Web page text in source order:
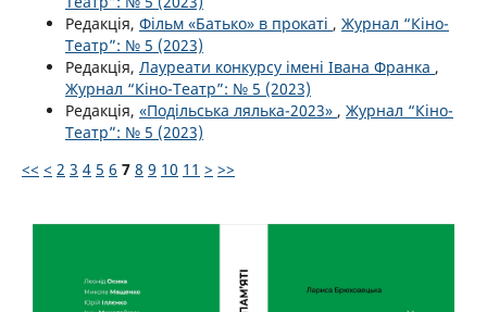
Редакція, Фільм «Батько» в прокаті , Журнал “Кіно-
Театр”: № 5 (2023)
Редакція, Лауреати конкурсу імені Івана Франка ,
Журнал “Кіно-Театр”: № 5 (2023)
Редакція, «Подільська лялька-2023» , Журнал “Кіно-
Театр”: № 5 (2023)
<< < 2 3 4 5 6 7 8 9 10 11 > >>